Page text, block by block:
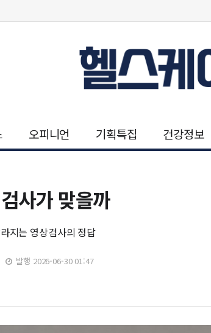
오피니언 기획특집 건강정보
사가 맞을까
지는 영상검사의 정답
발행 2026-06-30 01:47